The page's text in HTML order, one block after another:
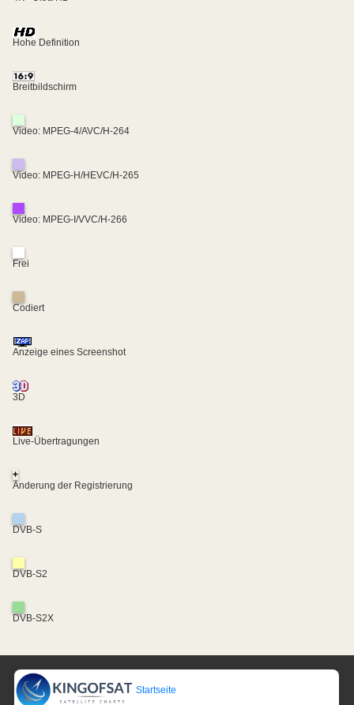
Hohe Definition
Breitbildschirm
Video: MPEG-4/AVC/H-264
Video: MPEG-H/HEVC/H-265
Video: MPEG-I/VVC/H-266
Frei
Codiert
Anzeige eines Screenshot
3D
Live-Übertragungen
+
Änderung der Registrierung
DVB-S
DVB-S2
DVB-S2X
Startseite